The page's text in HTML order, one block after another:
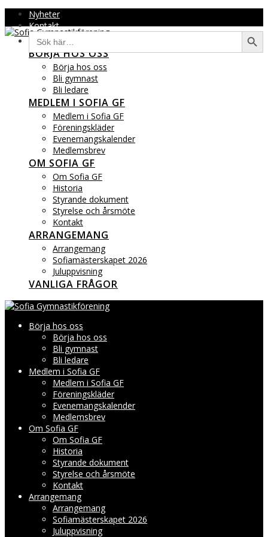
Hoppa
till
innehåll
Nyheter
Kontakt
Sök
efter:
BÖRJA HOS OSS
Börja hos oss
Bli gymnast
Bli ledare
MEDLEM I SOFIA GF
Medlem i Sofia GF
Föreningskläder
Evenemangskalender
Medlemsbrev
OM SOFIA GF
Om Sofia GF
Historia
Styrande dokument
Styrelse och årsmöte
Kontakt
ARRANGEMANG
Arrangemang
Sofiamästerskapet 2026
Juluppvisning
VANLIGA FRÅGOR
Börja hos oss
Börja hos oss
Bli gymnast
Bli ledare
Medlem i Sofia GF
Medlem i Sofia GF
Föreningskläder
Evenemangskalender
Medlemsbrev
Om Sofia GF
Om Sofia GF
Historia
Styrande dokument
Styrelse och årsmöte
Kontakt
Arrangemang
Arrangemang
Sofiamästerskapet 2026
Juluppvisning